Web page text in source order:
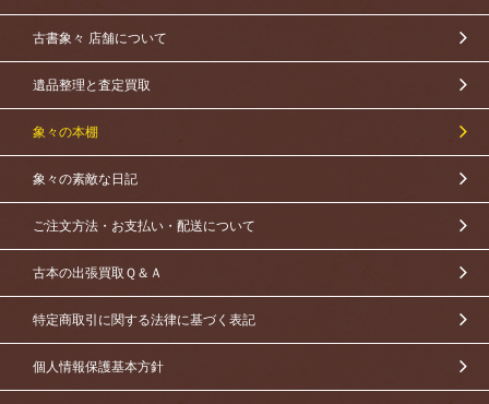
古書象々 店舗について
遺品整理と査定買取
象々の本棚
象々の素敵な日記
ご注文方法・お支払い・配送について
古本の出張買取Ｑ＆Ａ
特定商取引に関する法律に基づく表記
個人情報保護基本方針